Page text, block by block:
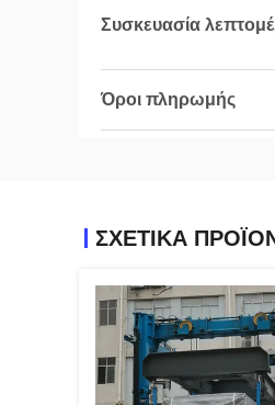
Συσκευασία
Όροι πληρωμής
ΣΧΕΤΙΚΆ